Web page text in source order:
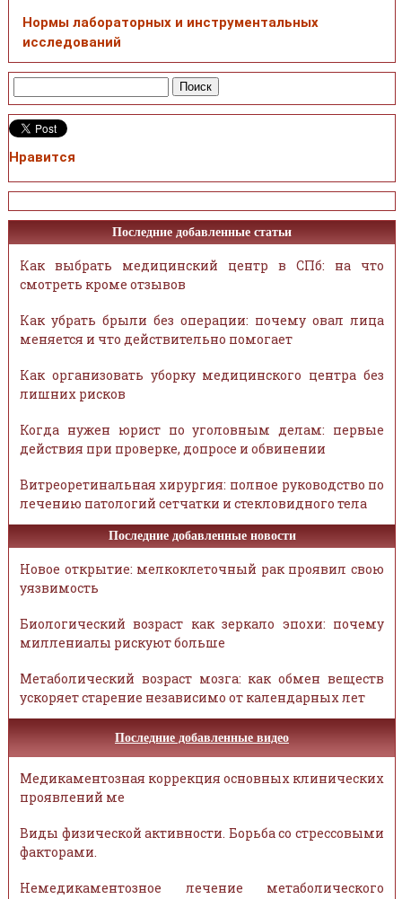
Нормы лабораторных и инструментальных
исследований
Нравится
Последние добавленные статьи
Как выбрать медицинский центр в СПб: на что
смотреть кроме отзывов
Как убрать брыли без операции: почему овал лица
меняется и что действительно помогает
Как организовать уборку медицинского центра без
лишних рисков
Когда нужен юрист по уголовным делам: первые
действия при проверке, допросе и обвинении
Витреоретинальная хирургия: полное руководство по
лечению патологий сетчатки и стекловидного тела
Последние добавленные новости
Новое открытие: мелкоклеточный рак проявил свою
уязвимость
Биологический возраст как зеркало эпохи: почему
миллениалы рискуют больше
Метаболический возраст мозга: как обмен веществ
ускоряет старение независимо от календарных лет
Последние добавленные видео
Медикаментозная коррекция основных клинических
проявлений ме
Виды физической активности. Борьба со стрессовыми
факторами.
Немедикаментозное лечение метаболического